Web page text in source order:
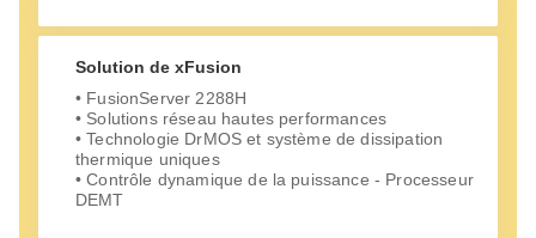
Solution de xFusion
• FusionServer 2288H
• Solutions réseau hautes performances
• Technologie DrMOS et système de dissipation
thermique uniques
• Contrôle dynamique de la puissance - Processeur
DEMT